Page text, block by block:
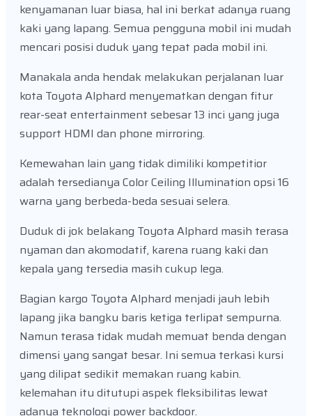
kenyamanan luar biasa, hal ini berkat adanya ruang
kaki yang lapang. Semua pengguna mobil ini mudah
mencari posisi duduk yang tepat pada mobil ini.
Manakala anda hendak melakukan perjalanan luar
kota Toyota Alphard menyematkan dengan fitur
rear-seat entertainment sebesar 13 inci yang juga
support HDMI dan phone mirroring.
Kemewahan lain yang tidak dimiliki kompetitior
adalah tersedianya Color Ceiling Illumination opsi 16
warna yang berbeda-beda sesuai selera.
Duduk di jok belakang Toyota Alphard masih terasa
nyaman dan akomodatif, karena ruang kaki dan
kepala yang tersedia masih cukup lega.
Bagian kargo Toyota Alphard menjadi jauh lebih
lapang jika bangku baris ketiga terlipat sempurna.
Namun terasa tidak mudah memuat benda dengan
dimensi yang sangat besar. Ini semua terkasi kursi
yang dilipat sedikit memakan ruang kabin.
kelemahan itu ditutupi aspek fleksibilitas lewat
adanya teknologi power backdoor.